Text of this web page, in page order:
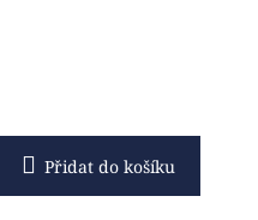
Přidat do košíku